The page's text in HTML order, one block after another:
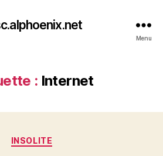
Menu
: Internet
Catégories
INSOLITE